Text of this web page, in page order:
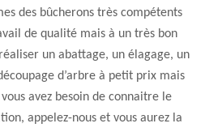
des bûcherons très compétents
de qualité mais à un très bon
un abattage, un élagage, un
d’arbre à petit prix mais
avez besoin de connaitre le
appelez-nous et vous aurez la